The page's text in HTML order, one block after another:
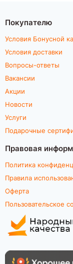
Покупателю
Условия Бонусной
Условия доставки
Вопросы-ответы
Вакансии
Акции
Новости
Услуги
Подарочные
Правовая
Политика
Правила
Оферта
Пользовательское